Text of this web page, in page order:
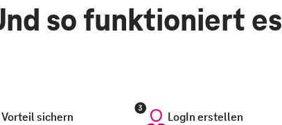
so funktioniert es
sichern LogIn erstellen